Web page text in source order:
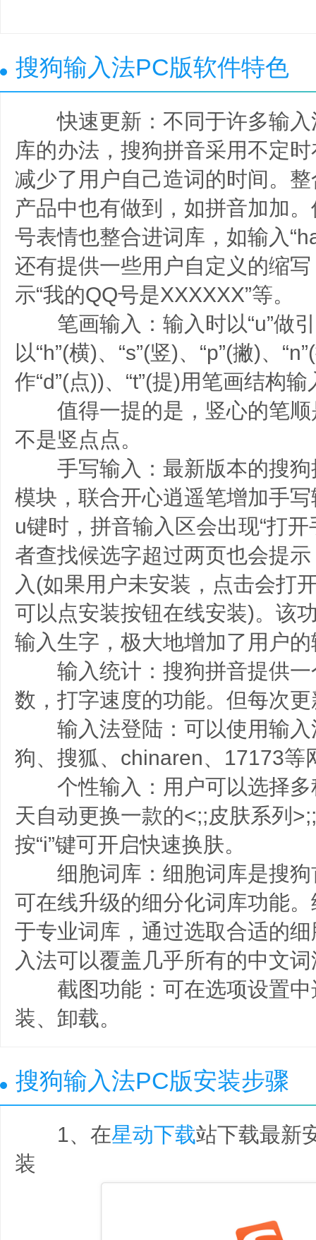
搜狗输入法PC版软件特色
快速更新：不同于许多输入
库的办法，搜狗拼音采用不定
减少了用户自己造词的时间。
产品中也有做到，如拼音加加
号表情也整合进词库，如输入
还有提供一些用户自定义的缩写
示“我的QQ号是XXXXXX”等。
笔画输入：输入时以“u”做
以“h”(横)、“s”(竖)、“p”(撇)、
作“d”(点))、“t”(提)用笔画结构
值得一提的是，竖心的笔顺
不是竖点点。
手写输入：最新版本的搜狗
模块，联合开心逍遥笔增加手
u键时，拼音输入区会出现“打
者查找候选字超过两页也会提
入(如果用户未安装，点击会打
可以点安装按钮在线安装)。该
输入生字，极大地增加了用户
输入统计：搜狗拼音提供一
数，打字速度的功能。但每次
输入法登陆：可以使用输入
狗、搜狐、chinaren、17173等
个性输入：用户可以选择多
天自动更换一款的<;;皮肤系列
按“i”键可开启快速换肤。
细胞词库：细胞词库是搜狗
可在线升级的细分化词库功能
于专业词库，通过选取合适的
入法可以覆盖几乎所有的中文
截图功能：可在选项设置中
装、卸载。
搜狗输入法PC版安装步骤
1、在星动下载站下载最新
装